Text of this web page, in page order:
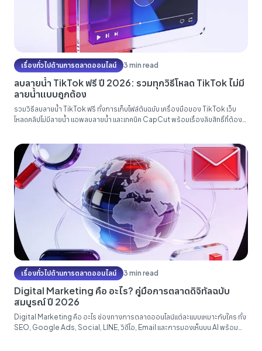
เรื่องทั่วไปด้านการตลาดออนไลน์ 3 min read
ลบลายน้ำ TikTok ฟรี ปี 2026: รวมทุกวิธีโหลด TikTok ไม่มี
ลายน้ำแบบถูกต้อง
รวมวิธีลบลายน้ำ TikTok ฟรี ทั้งการเก็บไฟล์ต้นฉบับ เครื่องมือของ TikTok เว็บ
โหลดคลิปไม่มีลายน้ำ แอพลบลายน้ำ และเทคนิค CapCut พร้อมเรื่องลิขสิทธิ์ที่ต้อง
เรื่องทั่วไปด้านการตลาดออนไลน์ 3 min read
Digital Marketing คือ อะไร? คู่มือการตลาดดิจิทัลฉบับ
สมบูรณ์ ปี 2026
Digital Marketing คือ อะไร ช่องทางการตลาดออนไลน์แต่ละแบบเหมาะกับใคร ทั้ง
SEO, Google Ads, Social, LINE, วิดีโอ, Email และการมองเห็นบน AI พร้อม